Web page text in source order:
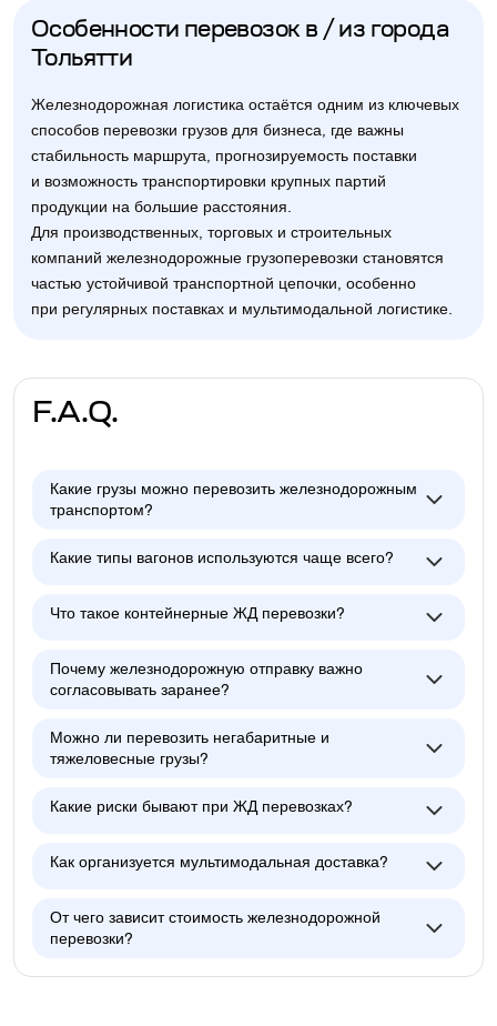
Особенности перевозок в / из города
Тольятти
Железнодорожная логистика остаётся одним из ключевых
способов перевозки грузов для бизнеса, где важны
стабильность маршрута, прогнозируемость поставки
и возможность транспортировки крупных партий
продукции на большие расстояния.
Для производственных, торговых и строительных
компаний железнодорожные грузоперевозки становятся
частью устойчивой транспортной цепочки, особенно
при регулярных поставках и мультимодальной логистике.
F.A.Q.
Какие грузы можно перевозить железнодорожным
транспортом?
Какие типы вагонов используются чаще всего?
Что такое контейнерные ЖД перевозки?
Почему железнодорожную отправку важно
согласовывать заранее?
Можно ли перевозить негабаритные и
тяжеловесные грузы?
Какие риски бывают при ЖД перевозках?
Как организуется мультимодальная доставка?
От чего зависит стоимость железнодорожной
перевозки?